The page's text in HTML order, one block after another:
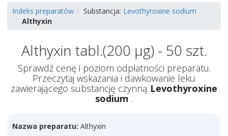
Indeks preparatów Substancja: Levothyroxine sodium
Althyxin
Althyxin tabl.(200 µg) - 50 szt.
Sprawdź cenę i poziom odpłatności preparatu.
Przeczytaj wskazania i dawkowanie leku
zawierającego substancję czynną Levothyroxine
sodium .
Nazwa preparatu: Althyxin